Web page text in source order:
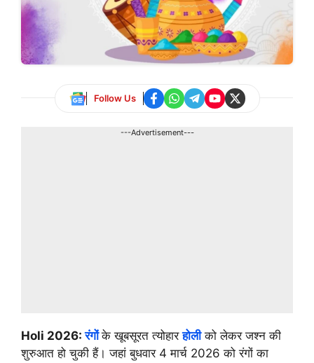
Follow Us
---Advertisement---
Holi 2026:रंगों के खूबसूरत त्योहारहोली को लेकर जश्न की
शुरुआत हो चुकी हैं। जहां बुधवार 4 मार्च 2026 को रंगों का